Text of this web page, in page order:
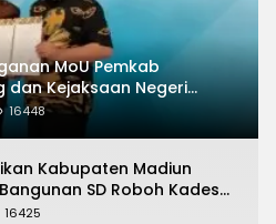
MoU Pemkab
dan Kejaksaan Negeri
Hukum
16448
Kabupaten Madiun
SD Roboh Kades
Pakai Dana Pribadi
16425